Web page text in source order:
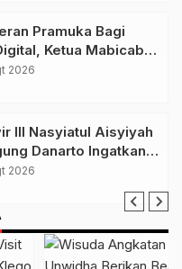
Pramuka Bagi
Ketua Mabicab
Klaten Lepas
2026
III Nasyiatul Aisyiyah
Danarto Ingatkan
Untuk Para Kader NA
2026